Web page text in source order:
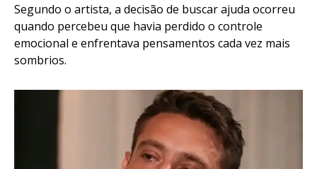
Segundo o artista, a decisão de buscar ajuda ocorreu
quando percebeu que havia perdido o controle
emocional e enfrentava pensamentos cada vez mais
sombrios.